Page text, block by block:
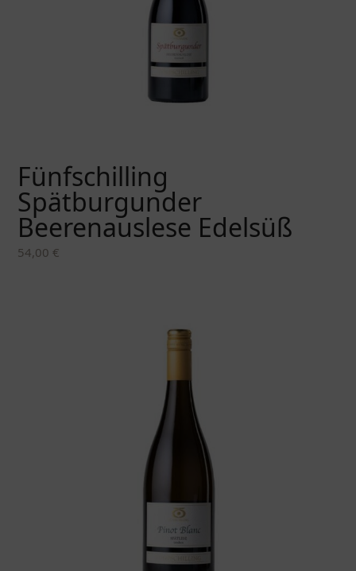
Fünfschilling
Spätburgunder
Beerenauslese Edelsüß
54,00 €